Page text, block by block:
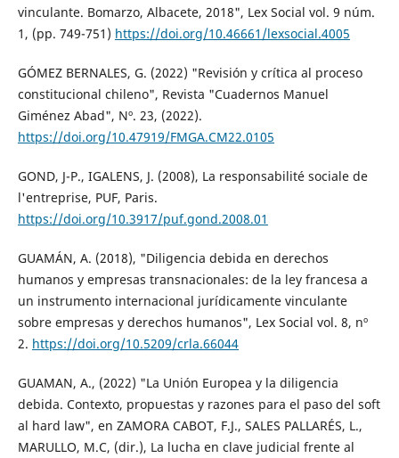
vinculante. Bomarzo, Albacete, 2018", Lex Social vol. 9 núm.
1, (pp. 749-751) https://doi.org/10.46661/lexsocial.4005
GÓMEZ BERNALES, G. (2022) "Revisión y crítica al proceso
constitucional chileno", Revista "Cuadernos Manuel
Giménez Abad", Nº. 23, (2022).
https://doi.org/10.47919/FMGA.CM22.0105
GOND, J-P., IGALENS, J. (2008), La responsabilité sociale de
l'entreprise, PUF, Paris.
https://doi.org/10.3917/puf.gond.2008.01
GUAMÁN, A. (2018), "Diligencia debida en derechos
humanos y empresas transnacionales: de la ley francesa a
un instrumento internacional jurídicamente vinculante
sobre empresas y derechos humanos", Lex Social vol. 8, nº
2. https://doi.org/10.5209/crla.66044
GUAMAN, A., (2022) "La Unión Europea y la diligencia
debida. Contexto, propuestas y razones para el paso del soft
al hard law", en ZAMORA CABOT, F.J., SALES PALLARÉS, L.,
MARULLO, M.C, (dir.), La lucha en clave judicial frente al